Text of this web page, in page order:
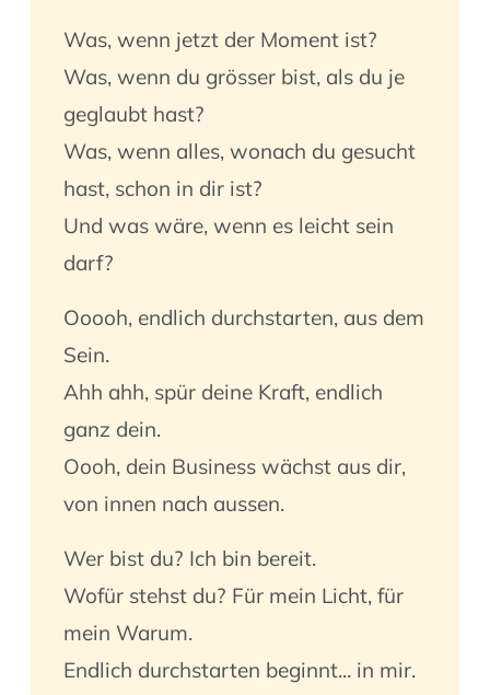
Was, wenn jetzt der Moment ist?
Was, wenn du grösser bist, als du je
geglaubt hast?
Was, wenn alles, wonach du gesucht
hast, schon in dir ist?
Und was wäre, wenn es leicht sein
darf?
Ooooh, endlich durchstarten, aus dem
Sein.
Ahh ahh, spür deine Kraft, endlich
ganz dein.
Oooh, dein Business wächst aus dir,
von innen nach aussen.
Wer bist du? Ich bin bereit.
Wofür stehst du? Für mein Licht, für
mein Warum.
Endlich durchstarten beginnt... in mir.